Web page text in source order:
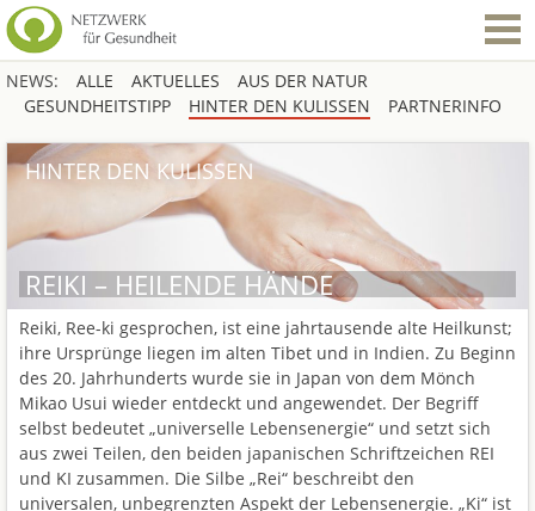
NEWS: ALLE AKTUELLES
AUS DER NATUR
GESUNDHEITSTIPP
HINTER DEN KULISSEN PARTNERINFO
REIKI – HEILENDE HÄNDE
HINTER DEN KULISSEN
Reiki, Ree-ki gesprochen, ist eine jahrtausende alte Heilkunst;
ihre Ursprünge liegen im alten Tibet und in Indien. Zu Beginn
des 20. Jahrhunderts wurde sie in Japan von dem Mönch
Mikao Usui wieder entdeckt und angewendet. Der Begriff
selbst bedeutet „universelle Lebensenergie“ und setzt sich
aus zwei Teilen, den beiden japanischen Schriftzeichen REI
und KI zusammen. Die Silbe „Rei“ beschreibt den
universalen, unbegrenzten Aspekt der Lebensenergie. „Ki“ ist